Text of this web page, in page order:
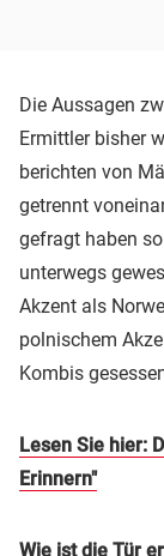
Die Aussagen
Ermittler bisher
berichten von
getrennt
gefragt haben
unterwegs
Akzent als
polnischem
Kombis
Lesen Sie hier:
Erinnern"
Wie ist die Tür